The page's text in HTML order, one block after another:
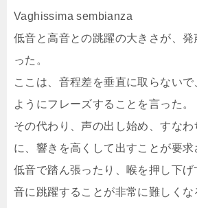
Vaghissima sembianza
低音と高音との跳躍の大きさが、発
った。
ここは、音程差を垂直に取らない
ようにフレーズすることを言った。
その代わり、声の出し始め、すな
に、響きを高くして出すことが要求
低音で踏ん張ったり、喉を押し下げ
音に跳躍することが非常に難しくな